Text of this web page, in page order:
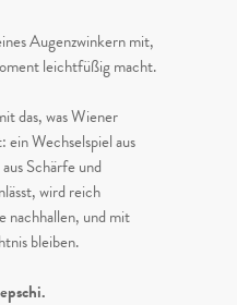
Augenzwinkern mit,
leichtfüßig macht.
das, was Wiener
ein Wechselspiel aus
Schärfe und
wird reich
nachhallen, und mit
bleiben.